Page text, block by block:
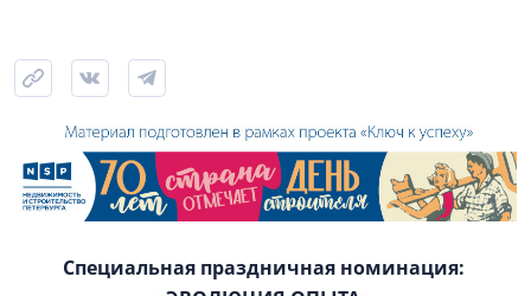
Специальная праздничная номинация: